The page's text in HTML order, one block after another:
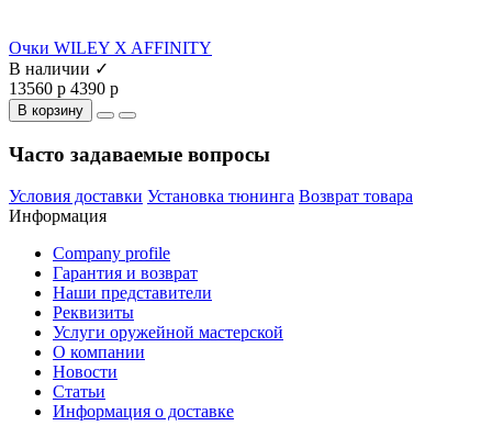
Очки WILEY X AFFINITY
В наличии ✓
13560 р 4390 р
В корзину
Часто задаваемые вопросы
Условия доставки Установка тюнинга Возврат товара
Информация
Company profile
Гарантия и возврат
Наши представители
Реквизиты
Услуги оружейной мастерской
О компании
Новости
Статьи
Информация о доставке